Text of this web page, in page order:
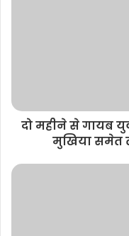
दो महीने से गायब
मुखिया समेत